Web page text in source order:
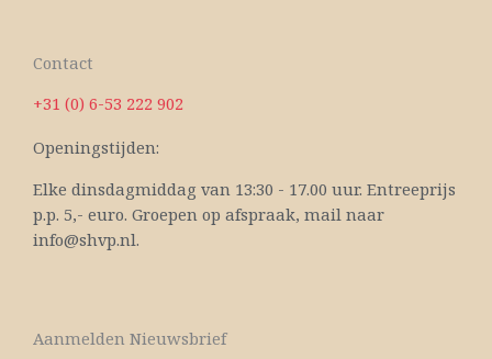
Contact
+31 (0) 6-53 222 902
Openingstijden:
Elke dinsdagmiddag van 13:30 - 17.00 uur. Entreeprijs
p.p. 5,- euro. Groepen op afspraak, mail naar
info@shvp.nl.
Aanmelden Nieuwsbrief